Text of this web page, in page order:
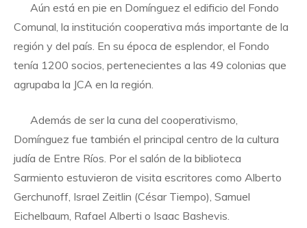
Aún está en pie en Domínguez el edificio del Fondo
Comunal, la institución cooperativa más importante de la
región y del país. En su época de esplendor, el Fondo
tenía 1200 socios, pertenecientes a las 49 colonias que
agrupaba la JCA en la región.
Además de ser la cuna del cooperativismo,
Domínguez fue también el principal centro de la cultura
judía de Entre Ríos. Por el salón de la biblioteca
Sarmiento estuvieron de visita escritores como Alberto
Gerchunoff, Israel Zeitlin (César Tiempo), Samuel
Eichelbaum, Rafael Alberti o Isaac Bashevis.